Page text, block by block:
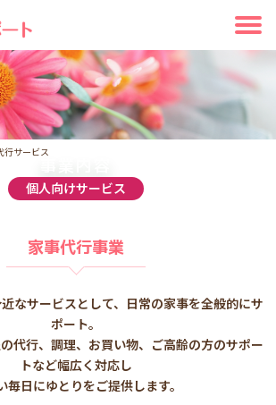
行サービス
個人向けサービス
家事代行事業
なサービスとして、日常の家事を全般的にサ
ポート。
代行、調理、お買い物、ご高齢の方のサポー
トなど幅広く対応し
毎日にゆとりをご提供します。